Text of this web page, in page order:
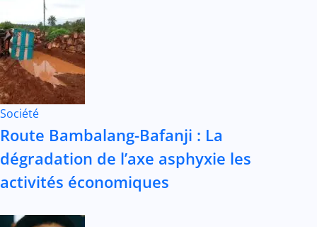
Société
Route Bambalang-Bafanji : La
dégradation de l’axe asphyxie les
activités économiques